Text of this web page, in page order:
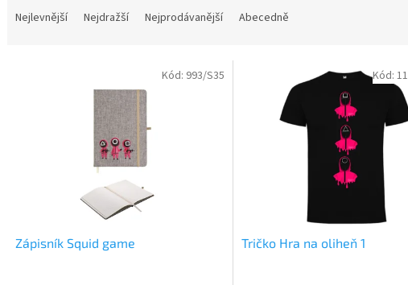
Nejlevnější Nejdražší Nejprodávanější Abecedně
Zápisník Squid game
Kód: 993/S35
Tričko Hra na oliheň 1
Kód: